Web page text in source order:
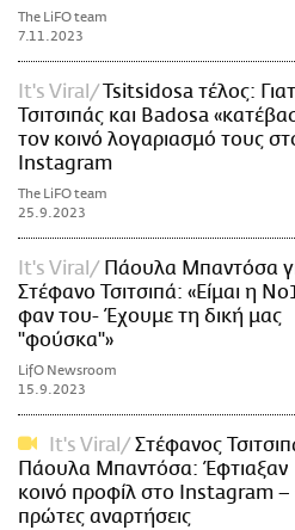
The LiFO team
7.11.2023
It's Viral
Tsitsidosa τέλος:
Τσιτσιπάς και Badosa
τον κοινό λογαριασμό τους
Instagram
The LiFO team
25.9.2023
It's Viral
Πάουλα Μπαντόσα
Στέφανο Τσιτσιπά: «Είμαι η
φαν του- Έχουμε τη δική μας
"φούσκα"»
LifO Newsroom
15.9.2023
It's Viral
Στέφανος
Πάουλα Μπαντόσα: Έφτιαξαν
κοινό προφίλ στο Instagram –
πρώτες αναρτήσεις